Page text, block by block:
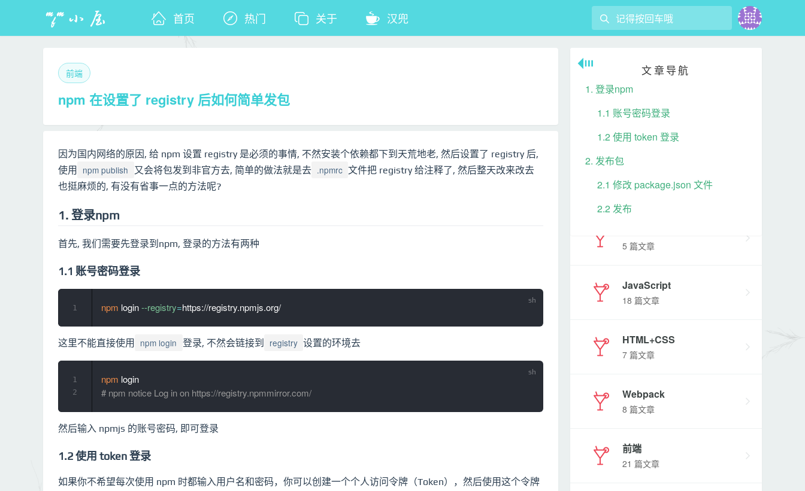
首页 热门 关于 汉兜
文章导航
1. 登录npm
1.1 账号密码登录
1.2 使用 token 登录
2. 发布包
2.1 修改 package.json 文件
2.2 发布
前端
npm 在设置了 registry 后如何简单发包
因为国内网络的原因, 给 npm 设置 registry 是必须的事情, 不然安装个依赖都下到天荒地老, 然后设置了 registry 后,
使用
npm publish 又会将包发到非官方去, 简单的做法就是去 .npmrc 文件把 registry 给注释了, 然后整天改来改去
也挺麻烦的, 有没有省事一点的方法呢?
1. 登录npm
首先, 我们需要先登录到npm, 登录的方法有两种
1.1 账号密码登录
npm login --registry=
1
这里不能直接使用 npm login 登录, 不然会链接到 registry 设置的环境去
npm
# npm notice Log in on https://registry.npmmirror.com/
1
2
然后输入 npmjs 的账号密码, 即可登录
1.2 使用 token 登录
如果你不希望每次使用 npm 时都输入用户名和密码，你可以创建一个个人访问令牌（Token），然后使用这个令牌
React
Vue
47 篇文章
5 篇文章
5 篇文章
JavaScript
18 篇文章
HTML+CSS
7 篇文章
Webpack
8 篇文章
前端
21 篇文章